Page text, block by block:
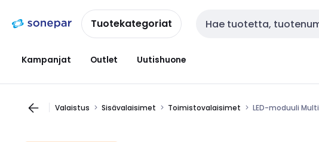
navigointiinsisältöönTuotekategoriat Haku
Kampanjat Outlet Uutishuone
Valaistus Sisävalaisimet Toimistovalaisimet LED-moduuli